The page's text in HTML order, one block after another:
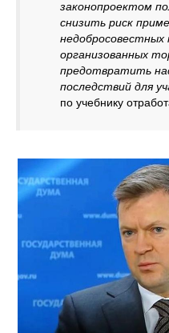
законопроектом
снизить риск
недобросовестных
организованных
предотвратить
последствий для
по учебнику